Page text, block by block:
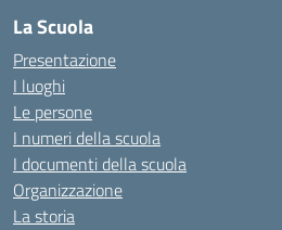
La Scuola
Presentazione
I luoghi
Le persone
I numeri della scuola
I documenti della scuola
Organizzazione
La storia